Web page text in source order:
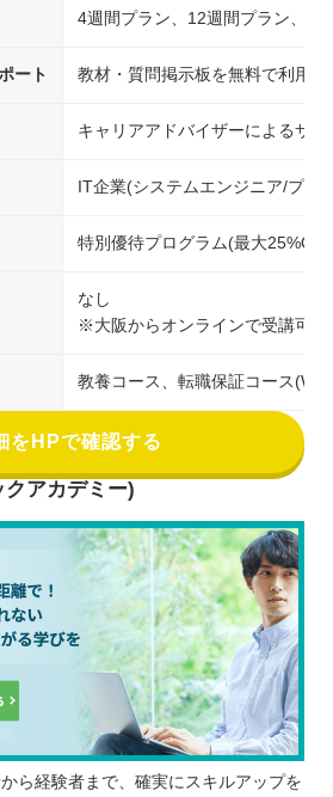
4週間プラン、12週間プラン、24
ート 教材・質問掲示板を無料で利用
キャリアアドバイザーによるサ
IT企業(システムエンジニア/プロ
特別優待プログラム(最大
なし
※大阪からオンラインで受講可能
教養コース、転職保証コース
をHPで確認する
アカデミー)
ら経験者まで、確実にスキルアップを